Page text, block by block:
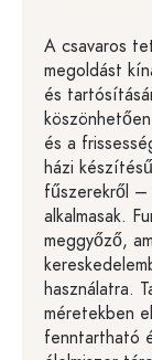
A csavaros
megoldást
és
és a
házi
fűszerekről –
alkalmasak.
meggyőző,
használatra.
méretekben
fenntartható